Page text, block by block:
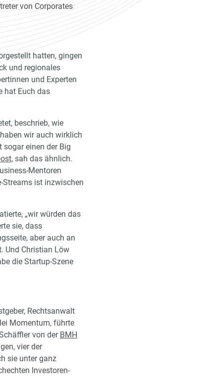
von Corporates
hatten, gingen
und regionales
und Experten
hat Euch das
beschrieb, wie
wir auch wirklich
einen der Big
, sah das ähnlich.
Mentoren
Streams ist inzwischen
„wir würden das
sie, dass
aber auch an
Und Christian Löw
die Startup-Szene
Rechtsanwalt
Momentum, führte
von der BMH
vier der
sie unter ganz
Investoren-